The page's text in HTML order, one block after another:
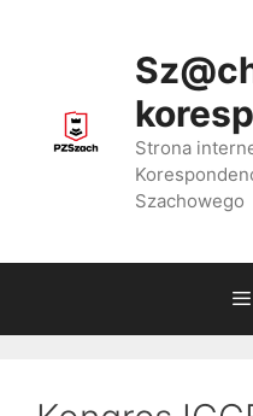
Strona
Szachowego